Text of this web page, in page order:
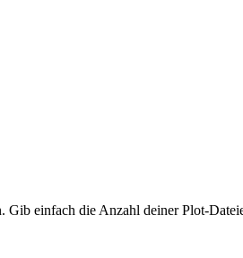
einfach die Anzahl deiner Plot-